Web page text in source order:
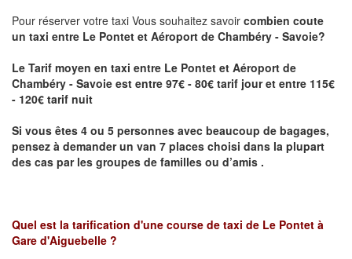
Pour réserver votre taxi Vous souhaitez savoir combien coute
un taxi entre Le Pontet et Aéroport de Chambéry - Savoie?
Le Tarif moyen en taxi entre Le Pontet et Aéroport de
Chambéry - Savoie est entre 97€ - 80€ tarif jour et entre 115€
- 120€ tarif nuit
Si vous êtes 4 ou 5 personnes avec beaucoup de bagages,
pensez à demander un van 7 places choisi dans la plupart
des cas par les groupes de familles ou d’amis .
Quel est la tarification d'une course de taxi de Le Pontet à
Gare d'Aiguebelle ?